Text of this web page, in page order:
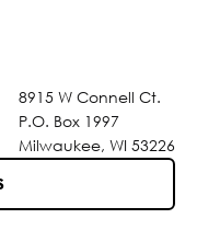
8915 W Connell Ct.
P.O. Box 1997
Milwaukee, WI 53226